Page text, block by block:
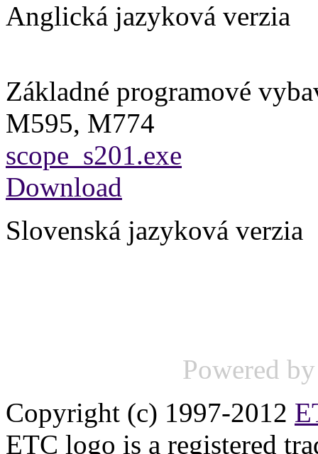
Anglická jazyková verzia
Základné programové
M595, M774
scope_s201.exe
Download
Slovenská jazyková verzia
Powered
Copyright (c) 1997-2012
ETC logo is a registered